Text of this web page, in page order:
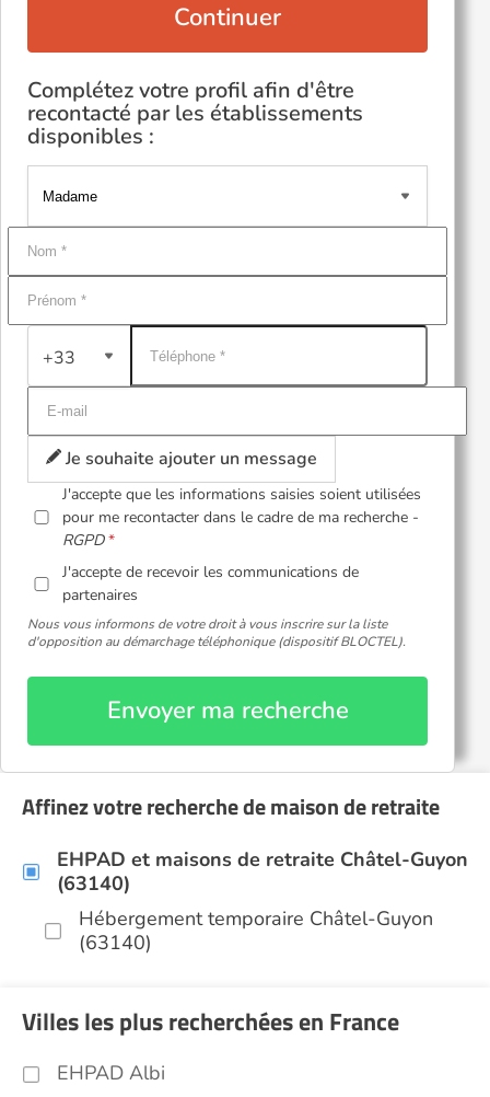
Continuer
Complétez votre profil afin d'être
recontacté par les établissements
disponibles :
+33
Je souhaite ajouter un message
J'accepte que les informations saisies soient utilisées
pour me recontacter dans le cadre de ma recherche -
RGPD
J'accepte de recevoir les communications de
partenaires
Nous vous informons de votre droit à vous inscrire sur la liste
d'opposition au démarchage téléphonique (dispositif BLOCTEL).
Envoyer ma recherche
Affinez votre recherche de maison de retraite
EHPAD et maisons de retraite Châtel-Guyon
(63140)
Hébergement temporaire Châtel-Guyon
(63140)
Villes les plus recherchées en France
EHPAD Albi